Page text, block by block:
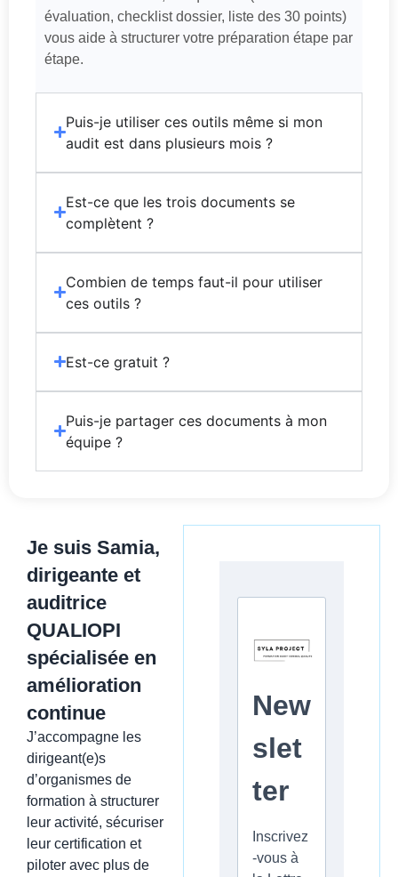
évaluation, checklist dossier, liste des 30 points)
vous aide à structurer votre préparation étape par
étape.
Puis-je utiliser ces outils même si mon
audit est dans plusieurs mois ?
Est-ce que les trois documents se
complètent ?
Combien de temps faut-il pour utiliser
ces outils ?
Est-ce gratuit ?
Puis-je partager ces documents à mon
équipe ?
Je suis Samia,
dirigeante et
auditrice
QUALIOPI
spécialisée en
amélioration
continue
J’accompagne les
dirigeant(e)s
d’organismes de
formation à structurer
leur activité, sécuriser
leur certification et
piloter avec plus de